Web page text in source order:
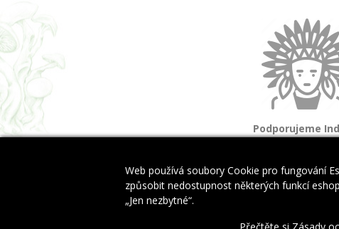
Podporujeme
a domorodé
Copyright © 2024 EwinyByliny.cz. All Rights Reserved.
Web používá soubory Cookie pro fungování
způsobit nedostupnost některých funkcí
„Jen nezbytné“.